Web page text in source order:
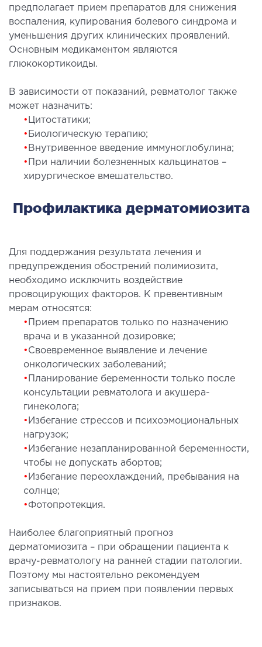
хирургия
И ОРТОПЕДИЯ
опорно-двигательного аппарата
(травматологический пункт)
оперативных вмешательств
И ЭФФЕРЕНТНАЯ
услуги
предполагает прием препаратов для снижения
воспаления, купирования болевого синдрома и
уменьшения других клинических проявлений.
Основным медикаментом являются
глюкокортикоиды.
В зависимости от показаний, ревматолог также
может назначить:
• Цитостатики;
• Биологическую терапию;
• Внутривенное введение иммуноглобулина;
•
При наличии болезненных кальцинатов –
хирургическое вмешательство.
Профилактика дерматомиозита
Для поддержания результата лечения и
предупреждения обострений полимиозита,
необходимо исключить воздействие
провоцирующих факторов. К превентивным
мерам относятся:
•
Прием препаратов только по назначению
врача и в указанной дозировке;
• Своевременное выявление и лечение
онкологических заболеваний;
•
Планирование беременности только после
консультации ревматолога и акушера-
гинеколога;
• Избегание стрессов и психоэмоциональных
нагрузок;
• Избегание незапланированной беременности,
чтобы не допускать абортов;
• Избегание переохлаждений, пребывания на
солнце;
• Фотопротекция.
Наиболее благоприятный прогноз
дерматомиозита – при обращении пациента к
врачу-ревматологу на ранней стадии патологии.
Поэтому мы настоятельно рекомендуем
записываться на прием при появлении первых
признаков.